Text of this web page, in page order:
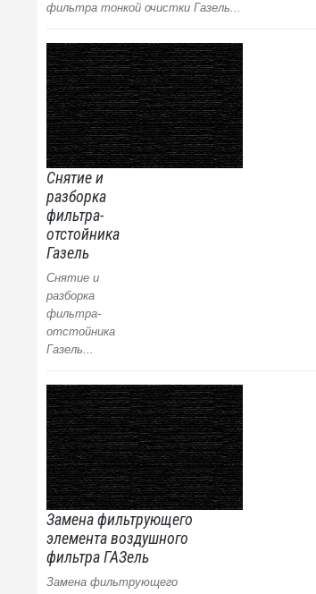
фильтра тонкой очистки Газель...
Снятие и
разборка
фильтра-
отстойника
Газель
Снятие и
разборка
фильтра-
отстойника
Газель...
Замена фильтрующего
элемента воздушного
фильтра ГАЗель
Замена фильтрующего